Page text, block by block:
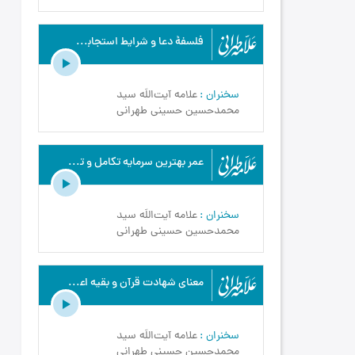
فلسفۀ دعا و شرایط استجابت (3) - علامه طهرانی - مبانی اخلاق - ج9
سخنران علامه آیت‌اللَه سید
محمدحسین حسینی طهرانی
عمر بهترین سرمایه تکامل و تعالی - علامه طهرانی - معادشناسی - ج3
سخنران علامه آیت‌اللَه سید
محمدحسین حسینی طهرانی
معناى شهادت قرآن و بقيه اعمال در قيامت - علامه طهرانی - معادشناسی - ج22
سخنران علامه آیت‌اللَه سید